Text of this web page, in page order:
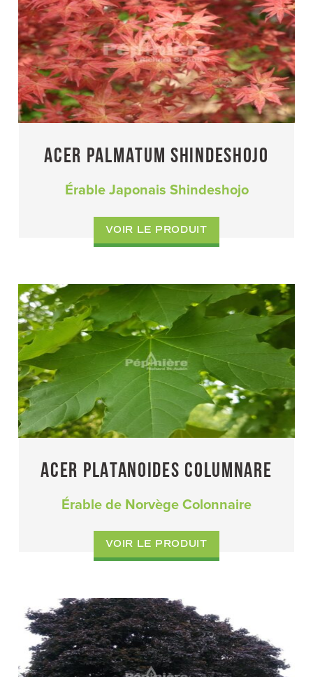
ACER PALMATUM SHINDESHOJO
Érable Japonais Shindeshojo
VOIR LE PRODUIT
ACER PLATANOIDES COLUMNARE
Érable de Norvège Colonnaire
VOIR LE PRODUIT